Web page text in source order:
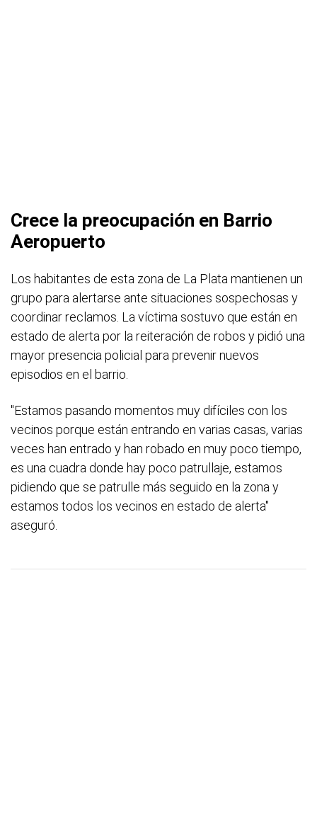
Crece la preocupación en Barrio
Aeropuerto
Los habitantes de esta zona de La Plata mantienen un
grupo para alertarse ante situaciones sospechosas y
coordinar reclamos. La víctima sostuvo que están en
estado de alerta por la reiteración de robos y pidió una
mayor presencia policial para prevenir nuevos
episodios en el barrio.
"Estamos pasando momentos muy difíciles con los
vecinos porque están entrando en varias casas, varias
veces han entrado y han robado en muy poco tiempo,
es una cuadra donde hay poco patrullaje, estamos
pidiendo que se patrulle más seguido en la zona y
estamos todos los vecinos en estado de alerta"
aseguró.